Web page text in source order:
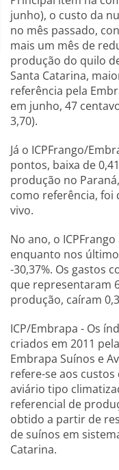
junho), o custo da
no mês passado,
mais um mês de
produção do quilo
Santa Catarina,
referência pela
em junho, 47
3,70).
Já o ICPFrango/
pontos, baixa de
produção no
como referência, foi
vivo.
No ano, o
enquanto nos
-30,37%. Os gastos
que representaram
produção, caíram
ICP/Embrapa - Os
criados em 2011
Embrapa Suínos e
refere-se aos
aviário tipo
referencial de
obtido a partir de
de suínos em
Catarina.